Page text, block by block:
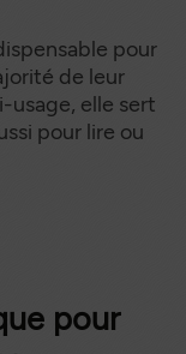
pour
de leur
elle sert
pour lire ou
pour